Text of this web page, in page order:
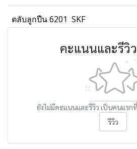
ตลับลูกปืน 6201 SKF
คะแนนและรีวิ
ยังไม่มีคะแนนและรีวิว เป็นคนแรก
รีวิว